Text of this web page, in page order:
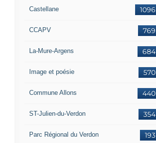
1096
Castellane
769
CCAPV
684
La-Mure-Argens
570
Image et poésie
440
Commune Allons
354
ST-Julien-du-Verdon
193
Parc Régional du Verdon